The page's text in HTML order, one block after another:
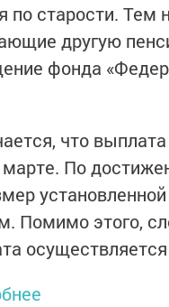
по старости. Тем
другую
фонда
что
По
Помимо этого,